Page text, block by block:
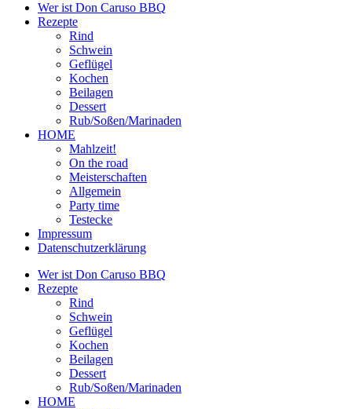
Wer ist Don Caruso BBQ
Rezepte
Rind
Schwein
Geflügel
Kochen
Beilagen
Dessert
Rub/Soßen/Marinaden
HOME
Mahlzeit!
On the road
Meisterschaften
Allgemein
Party time
Testecke
Impressum
Datenschutzerklärung
Wer ist Don Caruso BBQ
Rezepte
Rind
Schwein
Geflügel
Kochen
Beilagen
Dessert
Rub/Soßen/Marinaden
HOME